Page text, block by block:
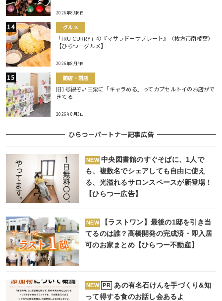
2026年8月6日
グルメ
「IRU CURRY」の『マサラドーサプレート』（枚方市南楠葉）
【ひらつーグルメ】
2026年8月4日
開店・閉店
旧1号線ぞい三栗に「キャラめる」ってカプセルトイのお店がで
きてる
2026年8月3日
ひらつーパートナー記事広告
NEW 中央図書館のすぐそばに、1人で
も、複数名でシェアしても自由に使え
る、光溢れるサロンスペースが新登場！
【ひらつー広告】
NEW
【ラストワン】最後の1邸を引き当
てるのは誰？高橋開発の完成済・即入居
可のお家まとめ【ひらつー不動産】
NEW PR
あの有名石けんを手づくり&知
って得する食のお話し会あるよ